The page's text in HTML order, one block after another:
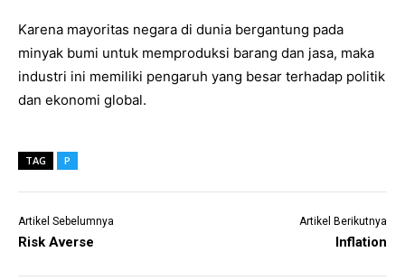
Karena mayoritas negara di dunia bergantung pada
minyak bumi untuk memproduksi barang dan jasa, maka
industri ini memiliki pengaruh yang besar terhadap politik
dan ekonomi global.
TAG P
Artikel Sebelumnya
Risk Averse
Artikel Berikutnya
Inflation